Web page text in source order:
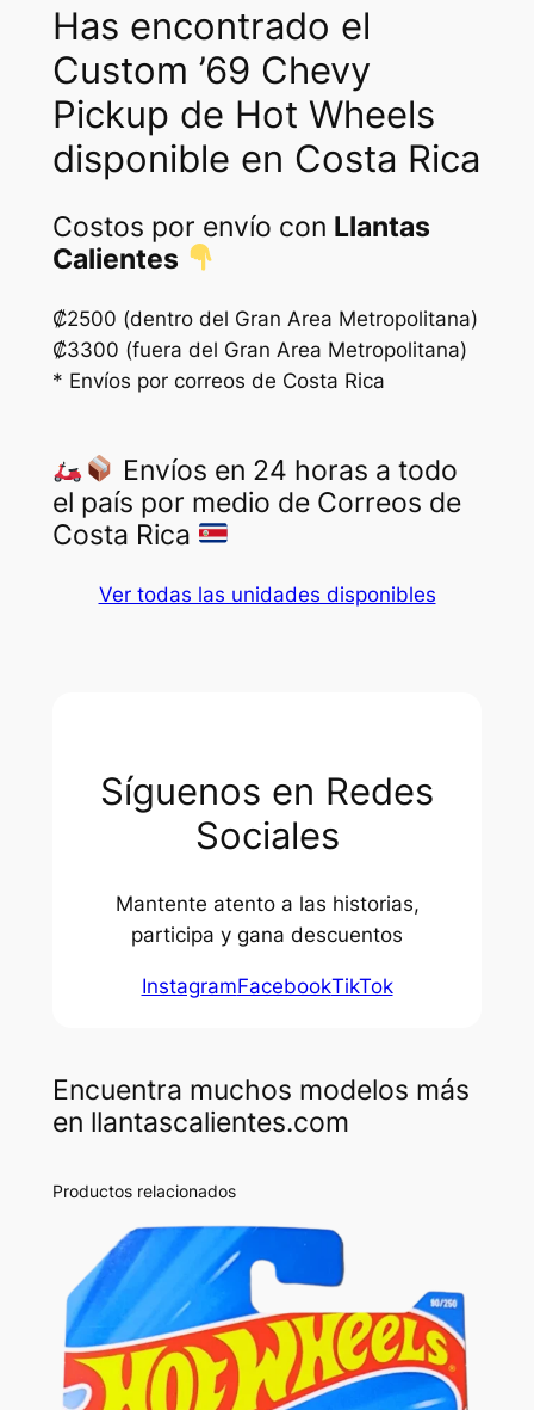
Has encontrado el
Custom ’69 Chevy
Pickup de Hot Wheels
disponible en Costa Rica
Costos por envío con Llantas
Calientes
₡2500 (dentro del Gran Area Metropolitana)
₡3300 (fuera del Gran Area Metropolitana)
* Envíos por correos de Costa Rica
Envíos en 24 horas a todo
el país por medio de Correos de
Costa Rica
Ver todas las unidades disponibles
Síguenos en Redes
Sociales
Mantente atento a las historias,
participa y gana descuentos
InstagramFacebookTikTok
Encuentra muchos modelos más
en llantascalientes.com
Productos relacionados